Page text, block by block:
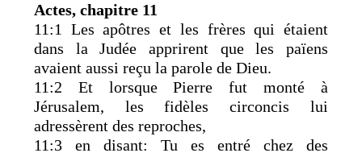
Actes, chapitre 11
11:1 Les apôtres et les frères qui étaient
dans la Judée apprirent que les païens
avaient aussi reçu la parole de Dieu.
11:2 Et lorsque Pierre fut monté à
Jérusalem, les fidèles circoncis lui
adressèrent des reproches,
11:3 en disant: Tu es entré chez des